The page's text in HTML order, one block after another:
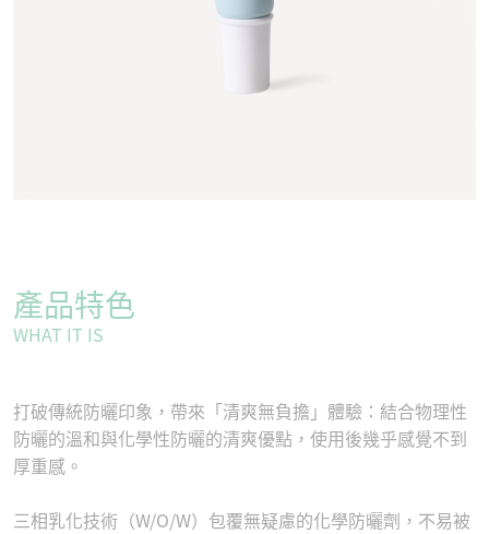
產品特色
WHAT IT IS
打破傳統防曬印象，帶來「清爽無負擔」體驗：結合物理性
防曬的溫和與化學性防曬的清爽優點，使用後幾乎感覺不到
厚重感。
三相乳化技術（W/O/W）包覆無疑慮的化學防曬劑，不易被